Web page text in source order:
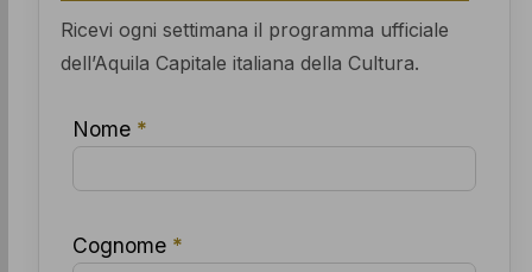
Ricevi ogni settimana il programma ufficiale
dell’Aquila Capitale italiana della Cultura.
Nome *
Cognome *